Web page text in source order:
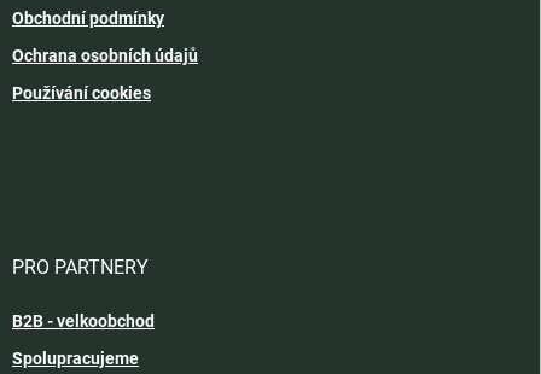
Obchodní podmínky
Ochrana osobních údajů
Používání cookies
PRO PARTNERY
B2B - velkoobchod
Spolupracujeme